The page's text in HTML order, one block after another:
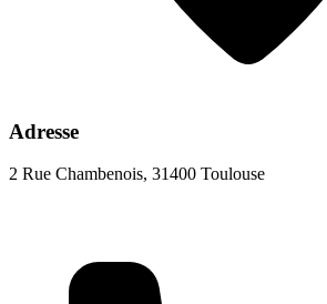
Adresse
2 Rue Chambenois, 31400 Toulouse